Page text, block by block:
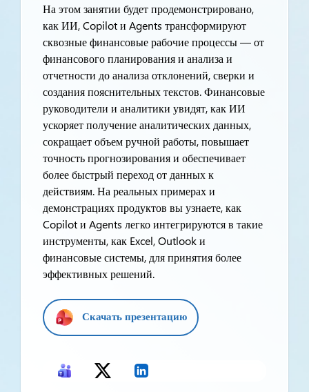
На этом занятии будет продемонстрировано,
как ИИ, Copilot и Agents трансформируют
сквозные финансовые рабочие процессы — от
финансового планирования и анализа и
отчетности до анализа отклонений, сверки и
создания пояснительных текстов. Финансовые
руководители и аналитики увидят, как ИИ
ускоряет получение аналитических данных,
сокращает объем ручной работы, повышает
точность прогнозирования и обеспечивает
более быстрый переход от данных к
действиям. На реальных примерах и
демонстрациях продуктов вы узнаете, как
Copilot и Agents легко интегрируются в такие
инструменты, как Excel, Outlook и
финансовые системы, для принятия более
эффективных решений.
Скачать презентацию